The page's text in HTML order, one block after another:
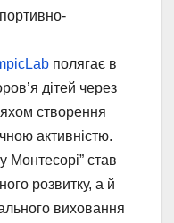
полягає в
дітей через
створення
активністю.
Монтесорі” став
розвитку, а й
виховання